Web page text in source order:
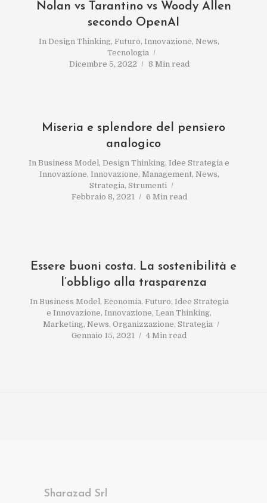
Nolan vs Tarantino vs Woody Allen
secondo OpenAI
In Design Thinking, Futuro, Innovazione, News,
Tecnologia
Dicembre 5, 2022
8 Min read
Miseria e splendore del pensiero
analogico
In Business Model, Design Thinking, Idee Strategia e
Innovazione, Innovazione, Management, News,
Strategia, Strumenti
Febbraio 8, 2021
6 Min read
Essere buoni costa. La sostenibilità e
l’obbligo alla trasparenza
In Business Model, Economia, Futuro, Idee Strategia
e Innovazione, Innovazione, Lean Thinking,
Marketing, News, Organizzazione, Strategia
Gennaio 15, 2021
4 Min read
Sharazad Srl